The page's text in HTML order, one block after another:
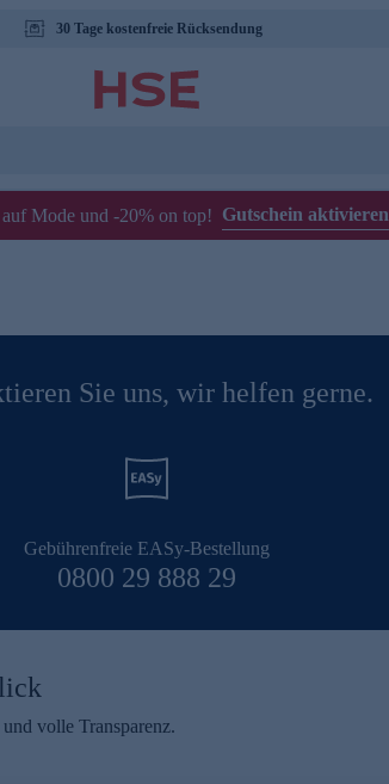
30 Tage kostenfreie Rücksendung
Mode und -20% on top! Gutschein aktivieren
Sie uns, wir helfen gerne.
Gebührenfreie EASy-Bestellung
0800 29 888 29
volle Transparenz.